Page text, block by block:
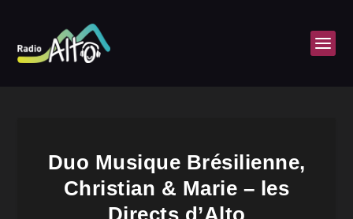
Duo Musique Brésilienne,
Christian & Marie – les
Directs d’Alto